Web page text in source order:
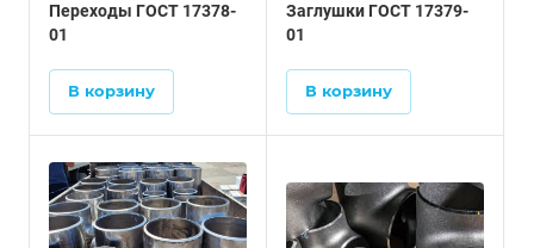
Переходы ГОСТ 17378-
01
В корзину
Заглушки ГОСТ 17379-
01
В корзину